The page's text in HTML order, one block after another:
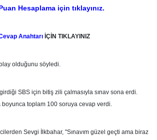
Hesaplama için tıklayınız.
Anahtarı İÇİN TIKLAYINIZ
olduğunu söyledi.
girdiği SBS için bitiş zili çalmasıyla sınav sona erdi.
toplam 100 soruya cevap verdi.
Sevgi İlkbahar, "Sınavım güzel geçti ama biraz